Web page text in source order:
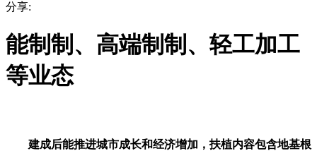
分享:
能制制、高端制制、轻工加工
等业态
建成后能推进城市成长和经济增加，扶植内容包含地基根